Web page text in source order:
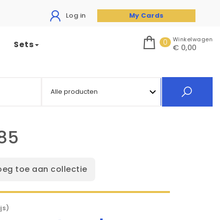
Log in My Cards
Sets 0 Winkelwagen
€ 0,00
toe aan collectie